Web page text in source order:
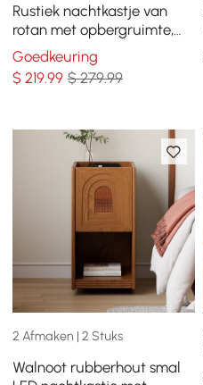
Rustiek nachtkastje van
rotan met opbergruimte,
massief houten nachtkastje
in walnoot
Goedkeuring
$219.99 $ 279.99
2 Afmaken | 2 Stuks
Walnoot rubberhout smal